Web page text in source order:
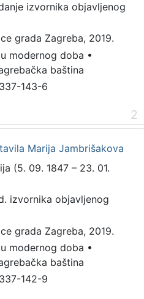
izvornika objavljenog
grada Zagreba, 2019.
modernog doba •
baština
143-6
2
Marija Jambrišakova
(5. 09. 1847 – 23. 01.
izvornika objavljenog
grada Zagreba, 2019.
modernog doba •
baština
142-9